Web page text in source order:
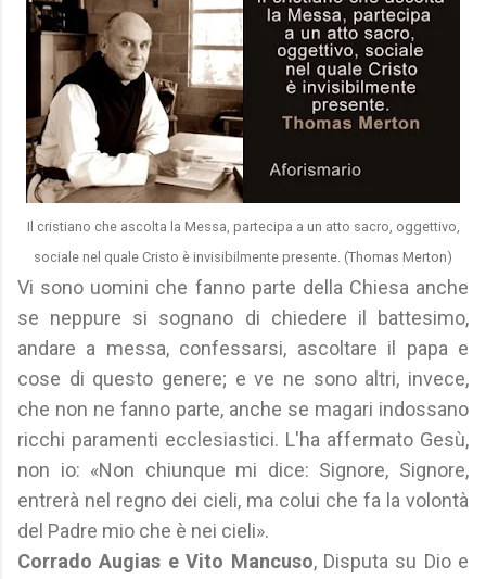
Il cristiano che ascolta la Messa, partecipa a un atto sacro, oggettivo,
sociale nel quale Cristo è invisibilmente presente. (Thomas Merton)
Vi sono uomini che fanno parte della Chiesa anche
se neppure si sognano di chiedere il battesimo,
andare a messa, confessarsi, ascoltare il papa e
cose di questo genere; e ve ne sono altri, invece,
che non ne fanno parte, anche se magari indossano
ricchi paramenti ecclesiastici. L'ha affermato Gesù,
non io: «Non chiunque mi dice: Signore, Signore,
entrerà nel regno dei cieli, ma colui che fa la volontà
del Padre mio che è nei cieli».
Corrado Augias e Vito Mancuso, Disputa su Dio e